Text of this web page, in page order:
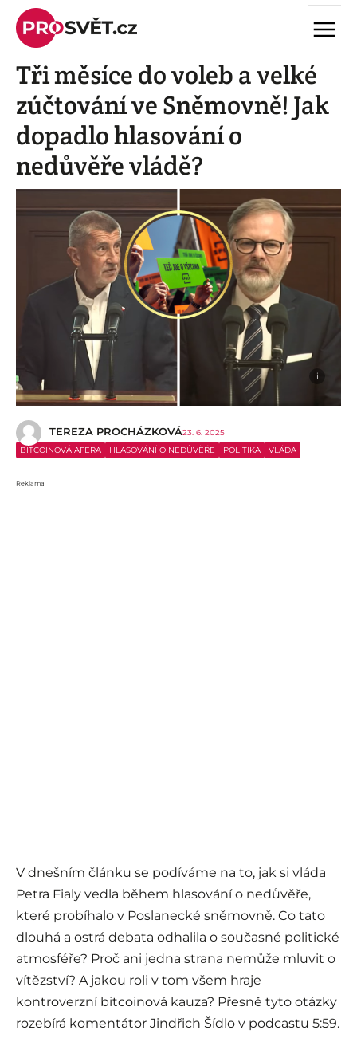
Skip
content
Menu
Tři měsíce do voleb a velké
zúčtování ve Sněmovně! Jak
dopadlo hlasování o
nedůvěře vládě?
i
TEREZA PROCHÁZKOVÁ23. 6. 2025
BITCOINOVÁ AFÉRA
HLASOVÁNÍ O NEDŮVĚŘE POLITIKA VLÁDA
Reklama
V dnešním článku se podíváme na to, jak si vláda
Petra Fialy vedla během hlasování o nedůvěře,
které probíhalo v Poslanecké sněmovně. Co tato
dlouhá a ostrá debata odhalila o současné politické
atmosféře? Proč ani jedna strana nemůže mluvit o
vítězství? A jakou roli v tom všem hraje
kontroverzní bitcoinová kauza? Přesně tyto otázky
rozebírá komentátor Jindřich Šídlo v podcastu 5:59.